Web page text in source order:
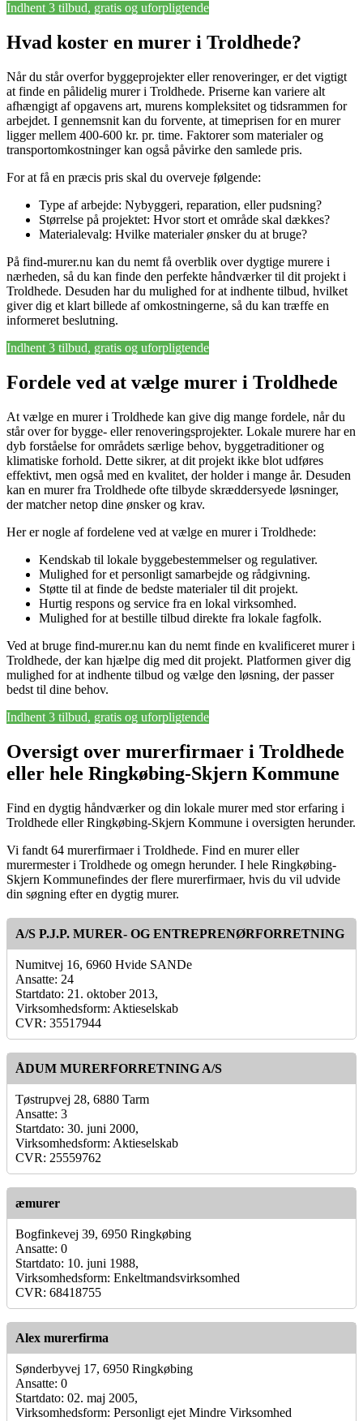
Indhent 3 tilbud, gratis og uforpligtende
Hvad koster en murer i Troldhede?
Når du står overfor byggeprojekter eller renoveringer, er det vigtigt
at finde en pålidelig murer i Troldhede. Priserne kan variere alt
afhængigt af opgavens art, murens kompleksitet og tidsrammen for
arbejdet. I gennemsnit kan du forvente, at timeprisen for en murer
ligger mellem 400-600 kr. pr. time. Faktorer som materialer og
transportomkostninger kan også påvirke den samlede pris.
For at få en præcis pris skal du overveje følgende:
Type af arbejde: Nybyggeri, reparation, eller pudsning?
Størrelse på projektet: Hvor stort et område skal dækkes?
Materialevalg: Hvilke materialer ønsker du at bruge?
På find-murer.nu kan du nemt få overblik over dygtige murere i
nærheden, så du kan finde den perfekte håndværker til dit projekt i
Troldhede. Desuden har du mulighed for at indhente tilbud, hvilket
giver dig et klart billede af omkostningerne, så du kan træffe en
informeret beslutning.
Indhent 3 tilbud, gratis og uforpligtende
Fordele ved at vælge murer i Troldhede
At vælge en murer i Troldhede kan give dig mange fordele, når du
står over for bygge- eller renoveringsprojekter. Lokale murere har en
dyb forståelse for områdets særlige behov, byggetraditioner og
klimatiske forhold. Dette sikrer, at dit projekt ikke blot udføres
effektivt, men også med en kvalitet, der holder i mange år. Desuden
kan en murer fra Troldhede ofte tilbyde skræddersyede løsninger,
der matcher netop dine ønsker og krav.
Her er nogle af fordelene ved at vælge en murer i Troldhede:
Kendskab til lokale byggebestemmelser og regulativer.
Mulighed for et personligt samarbejde og rådgivning.
Støtte til at finde de bedste materialer til dit projekt.
Hurtig respons og service fra en lokal virksomhed.
Mulighed for at bestille tilbud direkte fra lokale fagfolk.
Ved at bruge find-murer.nu kan du nemt finde en kvalificeret murer i
Troldhede, der kan hjælpe dig med dit projekt. Platformen giver dig
mulighed for at indhente tilbud og vælge den løsning, der passer
bedst til dine behov.
Indhent 3 tilbud, gratis og uforpligtende
Oversigt over murerfirmaer i Troldhede
eller hele Ringkøbing-Skjern Kommune
Find en dygtig håndværker og din lokale murer med stor erfaring i
Troldhede eller Ringkøbing-Skjern Kommune i oversigten herunder.
Vi fandt 64 murerfirmaer i Troldhede. Find en murer eller
murermester i Troldhede og omegn herunder. I hele Ringkøbing-
Skjern Kommunefindes der flere murerfirmaer, hvis du vil udvide
din søgning efter en dygtig murer.
A/S P.J.P. MURER- OG ENTREPRENØRFORRETNING
Numitvej 16, 6960 Hvide SANDe
Ansatte: 24
Startdato: 21. oktober 2013,
Virksomhedsform: Aktieselskab
CVR: 35517944
ÅDUM MURERFORRETNING A/S
Tøstrupvej 28, 6880 Tarm
Ansatte: 3
Startdato: 30. juni 2000,
Virksomhedsform: Aktieselskab
CVR: 25559762
æmurer
Bogfinkevej 39, 6950 Ringkøbing
Ansatte: 0
Startdato: 10. juni 1988,
Virksomhedsform: Enkeltmandsvirksomhed
CVR: 68418755
Alex murerfirma
Sønderbyvej 17, 6950 Ringkøbing
Ansatte: 0
Startdato: 02. maj 2005,
Virksomhedsform: Personligt ejet Mindre Virksomhed